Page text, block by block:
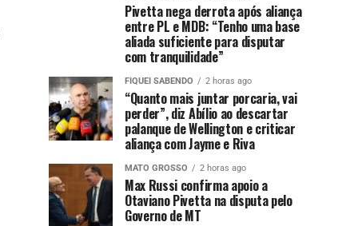
Pivetta nega derrota após aliança
entre PL e MDB: “Tenho uma base
aliada suficiente para disputar
com tranquilidade”
FIQUEI SABENDO 2 horas ago
“Quanto mais juntar porcaria, vai
perder”, diz Abílio ao descartar
palanque de Wellington e criticar
aliança com Jayme e Riva
MATO GROSSO 2 horas ago
Max Russi confirma apoio a
Otaviano Pivetta na disputa pelo
Governo de MT